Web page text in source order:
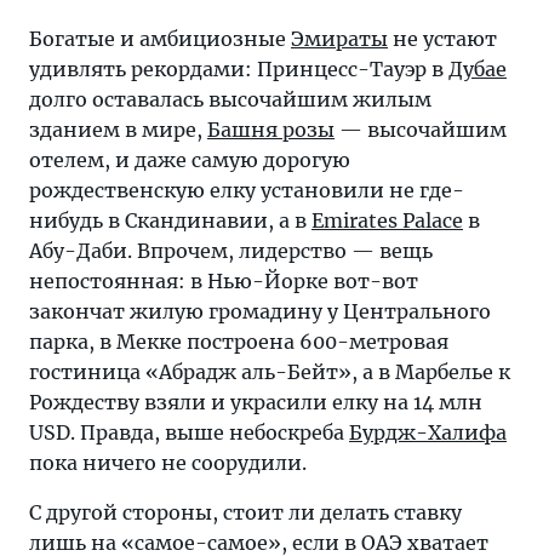
Халифа
пока
ничего
соорудили?
Однако
чудес
рода,
превосходных
степеней
Богатые и амбициозные Эмираты не устают
удивлять рекордами: Принцесс-Тауэр в Дубае
долго оставалась высочайшим жилым
зданием в мире, Башня розы — высочайшим
отелем, и даже самую дорогую
рождественскую елку установили не где-
нибудь в Скандинавии, а в Emirates Palace в
Абу-Даби. Впрочем, лидерство — вещь
непостоянная: в Нью-Йорке вот-вот
закончат жилую громадину у Центрального
парка, в Мекке построена 600-метровая
гостиница «Абрадж аль-Бейт», а в Марбелье к
Рождеству взяли и украсили елку на 14 млн
USD. Правда, выше небоскреба Бурдж-Халифа
пока ничего не соорудили.
С другой стороны, стоит ли делать ставку
лишь на «самое-самое», если в ОАЭ хватает